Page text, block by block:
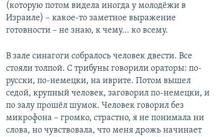
(которую потом видела иногда у молодёжи в
Израиле) – какое-то заметное выражение
готовности – не знаю, к чему... ко всему.
В зале синагоги собралось человек двести. Все
стояли толпой. С трибуны говорили ораторы: по-
русски, по-немецки, на иврите. Потом вышел
седой, крупный человек, заговорил по-немецки, и
по залу прошёл шумок. Человек говорил без
микрофона – громко, страстно, я не понимала ни
слова, но чувствовала, что меня дрожь начинает